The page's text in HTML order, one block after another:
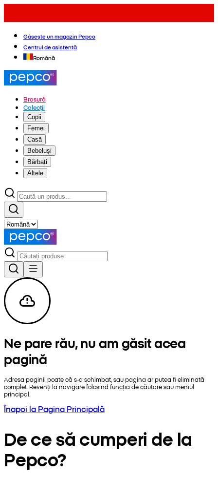
Găsește un magazin Pepco
Centrul de asistență
Română
Broșură
Colecții
Copii
Femei
Casă
Bebeluși
Bărbați
Altele
Ne pare rău, nu am găsit acea
pagină
Adresa paginii poate că s-a schimbat, sau pagina ar putea fi eliminată
complet. Revenți la navigare folosind funcția de căutare sau meniul
principal.
Înapoi la Pagina Principală
De ce să cumperi de la
Pepco?